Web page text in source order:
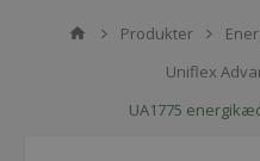
Produkter
Uniflex
UA1775